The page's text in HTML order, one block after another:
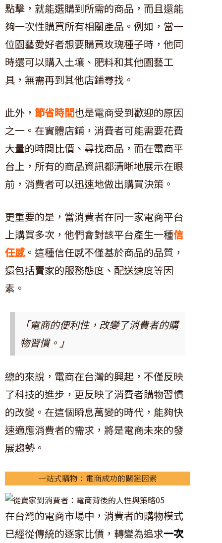
點擊，就能選購到所需的商品，而且還能
夠一次性購買所有相關產品。例如，當一
位園藝愛好者想要購買玫瑰種子時，他同
時還可以購入土壤、肥料和其他園藝工
具，無需再到其他店鋪尋找。
此外， 節省時間也是電商受到歡迎的原因
之一。在實體店鋪，消費者可能需要花費
大量的時間比價、尋找商品，而在電商平
台上，所有的商品資訊都清晰地展示在眼
前，消費者可以迅速地做出購買決策。
更重要的是，當消費者在同一家電商平台
上購買多次，他們會對該平台產生一種信
任感。這種信任感不僅基於商品的品質，
還包括賣家的服務態度、配送速度等因
素。
「電商的便利性，改變了消費者的購
物習慣。」
總的來說，電商在台灣的興起，不僅反映
了科技的進步，更反映了消費者購物習慣
的改變。在這個瞬息萬變的時代，能夠快
速適應消費者的需求，將是電商未來的發
展趨勢。
一站式購物：電商成功的關鍵因素
在台灣的電商市場中，消費者的購物模式
已經從傳統的逐家比價，轉變為追求一次